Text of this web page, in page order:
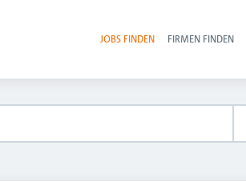
JOBS FINDEN FIRMEN FINDEN